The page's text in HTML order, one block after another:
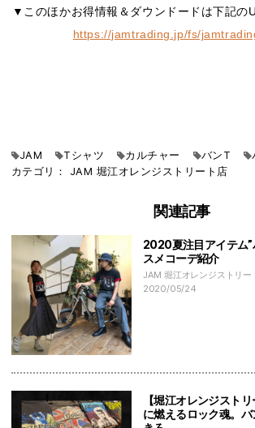
▼このほかお得情報＆ダウンドードは
https://jamtrading.jp/fs/
JAM Tシャツ カルチャー バンT
カテゴリ： JAM 堀江オレンジストリート店
関連記事
2020夏注目アイテム
スメコーデ紹介
JAM 堀江オレンジストリー
2020/05/24
【堀江オレンジスト
に燃えるロック魂。